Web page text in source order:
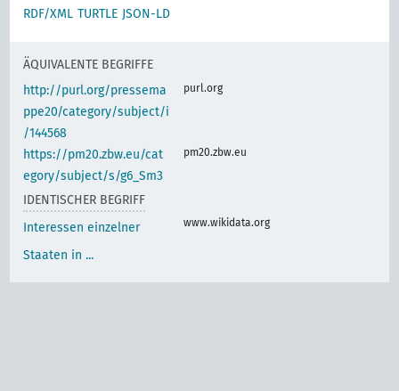
RDF/XML TURTLE JSON-LD
ÄQUIVALENTE BEGRIFFE
http://purl.org/pressema
ppe20/category/subject/i
/144568
purl.org
https://pm20.zbw.eu/cat
egory/subject/s/g6_Sm3
pm20.zbw.eu
IDENTISCHER BEGRIFF
Interessen einzelner
Staaten in ...
www.wikidata.org